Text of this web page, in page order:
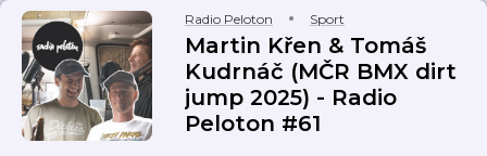
Radio Peloton Sport
Martin Křen & Tomáš
Kudrnáč (MČR BMX dirt
jump 2025) - Radio
Peloton #61